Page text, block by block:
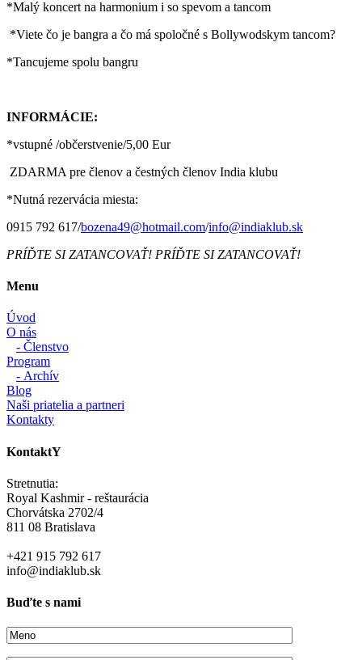
*Malý koncert na harmonium i so spevom a tancom
*Viete čo je bangra a čo má spoločné s Bollywodskym tancom?
*Tancujeme spolu bangru
INFORMÁCIE:
*vstupné /občerstvenie/5,00 Eur
ZDARMA pre členov a čestných členov India klubu
*Nutná rezervácia miesta:
0915 792 617/bozena49@hotmail.com/info@indiaklub.sk
PRÍĎTE SI ZATANCOVAŤ! PRÍĎTE SI ZATANCOVAŤ!
Menu
Úvod
O nás
- Členstvo
Program
- Archív
Blog
Naši priatelia a partneri
Kontakty
KontaktY
Stretnutia:
Royal Kashmir - reštaurácia
Chorvátska 2702/4
811 08 Bratislava
+421 915 792 617
info@indiaklub.sk
Buďte s nami